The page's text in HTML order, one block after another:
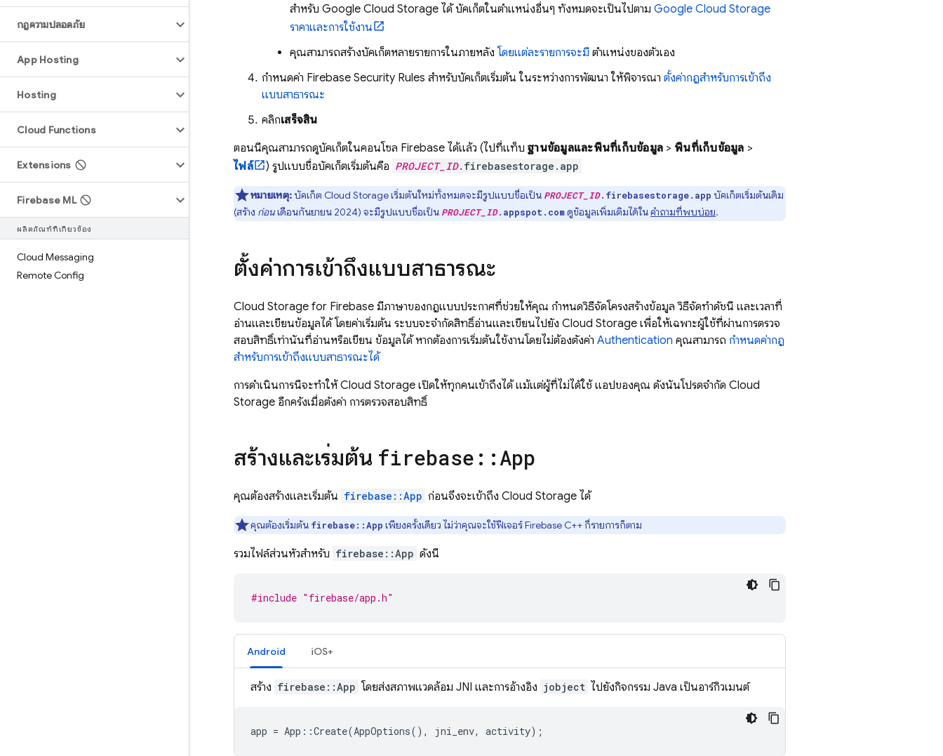
กฎความปลอดภัย
App Hosting
Hosting
Cloud Functions
Extensions
Firebase ML
ผลิตภัณฑ์ที่เกี่ยวข้อง
Cloud Messaging
Remote Config
สำหรับ Google Cloud Storage ได้ บัคเก็ตในตำแหน่งอื่นๆ ทั้งหมดจะเป็นไปตาม Google Cloud Storage
ราคาและการใช้งาน
คุณสามารถสร้างบัคเก็ตหลายรายการในภายหลัง โดยแต่ละรายการจะมี ตำแหน่งของตัวเอง
กำหนดค่า Firebase Security Rules สำหรับบัคเก็ตเริ่มต้น ในระหว่างการพัฒนา ให้พิจารณา ตั้งค่ากฎสำหรับการเข้าถึง
แบบสาธารณะ
คลิกเสร็จสิ้น
ตอนนี้คุณสามารถดูบัคเก็ตในคอนโซล Firebase ได้แล้ว (ไปที่แท็บฐานข้อมูลและพื้นที่เก็บข้อมูล > พื้นที่เก็บข้อมูล >
ไฟล์
) รูปแบบชื่อบัคเก็ตเริ่มต้นคือ PROJECT_ID.firebasestorage.app
หมายเหตุ: บัคเก็ต Cloud Storageเริ่มต้นใหม่ทั้งหมดจะมีรูปแบบชื่อเป็น PROJECT_ID.firebasestorage.app บัคเก็ตเริ่มต้นเดิม
(สร้าง ก่อนเดือนกันยายน 2024) จะมีรูปแบบชื่อเป็น PROJECT_ID.appspot.comดูข้อมูลเพิ่มเติมได้ในคำถามที่พบบ่อย.
ตั้งค่าการเข้าถึงแบบสาธารณะ
Cloud Storage for Firebase มีภาษาของกฎแบบประกาศที่ช่วยให้คุณ กำหนดวิธีจัดโครงสร้างข้อมูล วิธีจัดทำดัชนี และเวลาที่
อ่านและเขียนข้อมูลได้ โดยค่าเริ่มต้น ระบบจะจำกัดสิทธิ์อ่านและเขียนไปยัง Cloud Storage เพื่อให้เฉพาะผู้ใช้ที่ผ่านการตรวจ
สอบสิทธิ์เท่านั้นที่อ่านหรือเขียน ข้อมูลได้ หากต้องการเริ่มต้นใช้งานโดยไม่ต้องตั้งค่า Authentication คุณสามารถ กำหนดค่ากฎ
สำหรับการเข้าถึงแบบสาธารณะได้
การดำเนินการนี้จะทำให้ Cloud Storage เปิดให้ทุกคนเข้าถึงได้ แม้แต่ผู้ที่ไม่ได้ใช้ แอปของคุณ ดังนั้นโปรดจำกัด Cloud
Storage อีกครั้งเมื่อตั้งค่า การตรวจสอบสิทธิ์
สร้างและเริ่มต้น firebase ::App
คุณต้องสร้างและเริ่มต้น firebase::App ก่อนจึงจะเข้าถึง Cloud Storage ได้
คุณต้องเริ่มต้น firebase::App เพียงครั้งเดียว ไม่ว่าคุณจะใช้ฟีเจอร์ Firebase C++ กี่รายการก็ตาม
รวมไฟล์ส่วนหัวสำหรับ firebase::App ดังนี้
#include "firebase/app.h"
Android iOS+
สร้าง firebase::App โดยส่งสภาพแวดล้อม JNI และการอ้างอิง jobject ไปยังกิจกรรม Java เป็นอาร์กิวเมนต์
app = App ::Create(AppOptions(), jni_env, activity);